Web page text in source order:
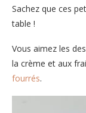
Sachez que ces
table !
Vous aimez les
la crème et aux
fourrés.